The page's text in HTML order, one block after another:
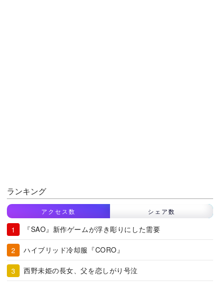
ランキング
アクセス数 シェア数
『SAO』新作ゲームが浮き彫りにした需要
ハイブリッド冷却服『CORO』
西野未姫の長女、父を恋しがり号泣